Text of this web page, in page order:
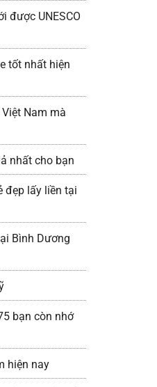
được UNESCO
tốt nhất hiện
Nam mà
nhất cho bạn
đẹp lấy liền tại
Bình Dương
bạn còn nhớ
hiện nay